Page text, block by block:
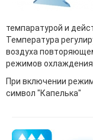
темпаратурой и
Температура
воздуха
режимов охлаждения
При включении
символ "Капелька"